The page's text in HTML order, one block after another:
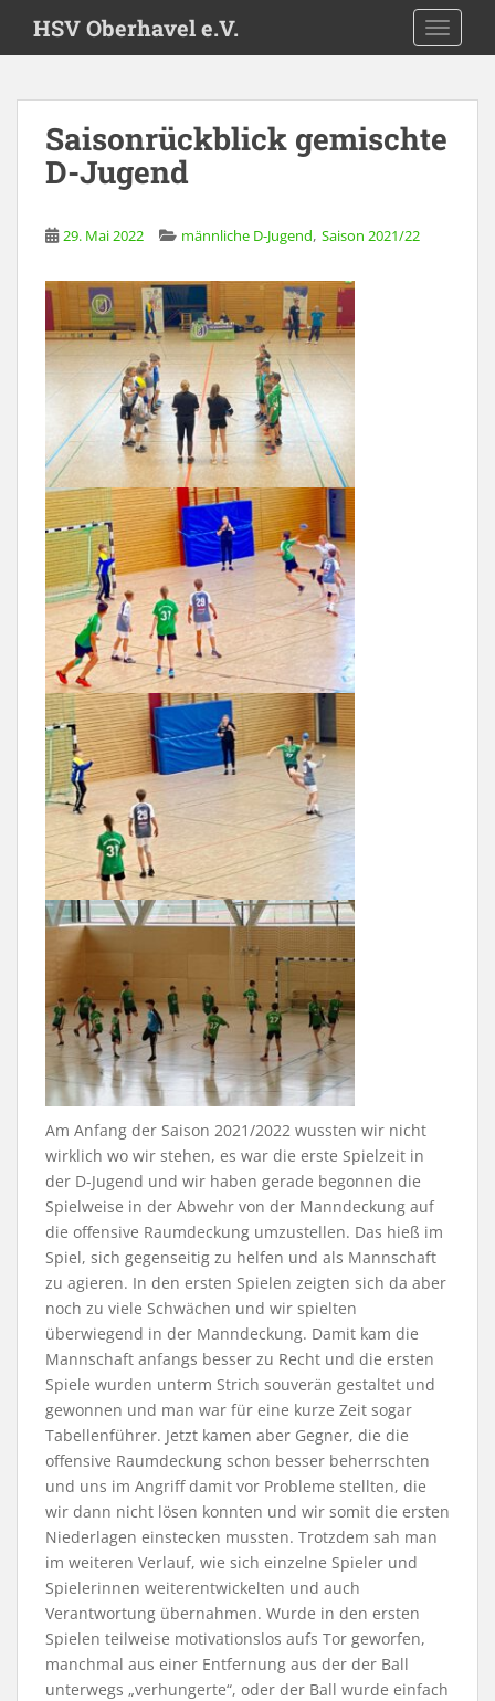
i
HSV Oberhavel e.V.
Saisonrückblick gemischte
D-Jugend
29. Mai 2022 männliche D-Jugend, Saison 2021/22
Am Anfang der Saison 2021/2022 wussten wir nicht
wirklich wo wir stehen, es war die erste Spielzeit in
der D-Jugend und wir haben gerade begonnen die
Spielweise in der Abwehr von der Manndeckung auf
die offensive Raumdeckung umzustellen. Das hieß im
Spiel, sich gegenseitig zu helfen und als Mannschaft
zu agieren. In den ersten Spielen zeigten sich da aber
noch zu viele Schwächen und wir spielten
überwiegend in der Manndeckung. Damit kam die
Mannschaft anfangs besser zu Recht und die ersten
Spiele wurden unterm Strich souverän gestaltet und
gewonnen und man war für eine kurze Zeit sogar
Tabellenführer. Jetzt kamen aber Gegner, die die
offensive Raumdeckung schon besser beherrschten
und uns im Angriff damit vor Probleme stellten, die
wir dann nicht lösen konnten und wir somit die ersten
Niederlagen einstecken mussten. Trotzdem sah man
im weiteren Verlauf, wie sich einzelne Spieler und
Spielerinnen weiterentwickelten und auch
Verantwortung übernahmen. Wurde in den ersten
Spielen teilweise motivationslos aufs Tor geworfen,
manchmal aus einer Entfernung aus der der Ball
unterwegs „verhungerte“, oder der Ball wurde einfach